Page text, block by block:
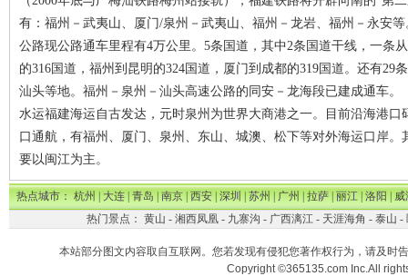
有：福州－武夷山、厦门/泉州－武夷山、福州－龙岩、福州－永安等
公路现公路通车里程有4万公里。5条国道，其中2条国道干线，一条
的316国道，福州到昆明的324国道，厦门到成都的319国道。还有
汕头等地。福州－泉州－汕头高速公路的同安－龙海段已建成通车。
水运福建海运自古发达，元时泉州为世界大商港之一。目前沿海港
口通航，有福州、厦门、泉州、东山、城澳、松下等对外海运口岸
要以闽江为主。
热点城市：杭州|大连|青岛|南京|西安|深圳|苏州|广州|拉萨|丽江|洛阳|威
热门景点： 黄山 - 湘西凤凰- 九寨沟 - 广西漓江- 天涯海角 - 泰山 -
本站部分图文内容取自互联网。您若发现有侵犯您著作权行为，请及时
Copyright ©365135.com Inc.All